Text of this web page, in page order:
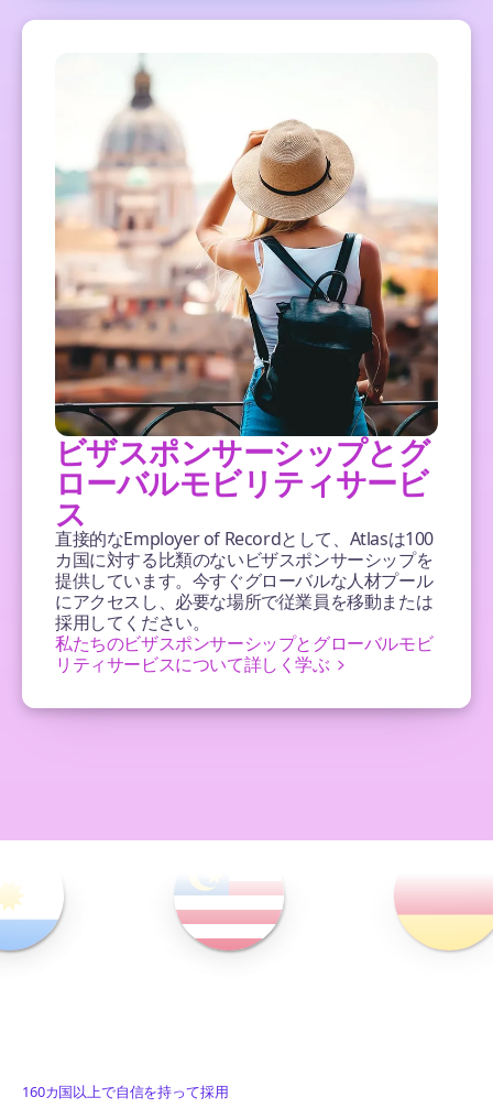
ビザスポンサーシップとグ
ローバルモビリティサービ
ス
直接的なEmployer of Recordとして、Atlasは100
カ国に対する比類のないビザスポンサーシップを
提供しています。今すぐグローバルな人材プール
にアクセスし、必要な場所で従業員を移動または
採用してください。
私たちのビザスポンサーシップとグローバルモビ
リティサービスについて詳しく学ぶ
160カ国以上で自信を持って採用